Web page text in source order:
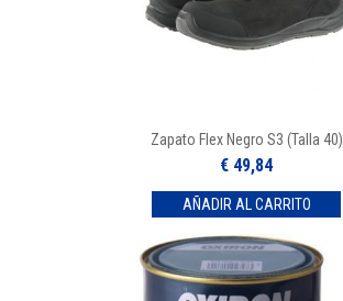
Zapato Flex Negro S3 (Talla 40)
€ 49,84